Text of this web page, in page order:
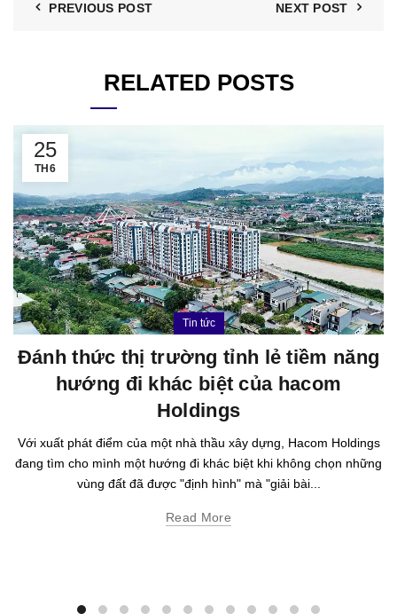
PREVIOUS POST NEXT POST
RELATED POSTS
25
TH6
Tin tức
Đánh thức thị trường tỉnh lẻ tiềm năng
hướng đi khác biệt của hacom
Holdings
Với xuất phát điểm của một nhà thầu xây dựng, Hacom Holdings
đang tìm cho mình một hướng đi khác biệt khi không chọn những
vùng đất đã được "định hình" mà "giải bài...
Read More